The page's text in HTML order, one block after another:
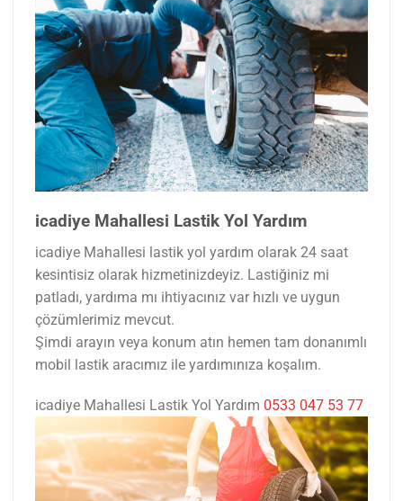
icadiye Mahallesi Lastik Yol Yardım
icadiye Mahallesi lastik yol yardım olarak 24 saat
kesintisiz olarak hizmetinizdeyiz. Lastiğiniz mi
patladı, yardıma mı ihtiyacınız var hızlı ve uygun
çözümlerimiz mevcut.
Şimdi arayın veya konum atın hemen tam donanımlı
mobil lastik aracımız ile yardımınıza koşalım.
icadiye Mahallesi Lastik Yol Yardım 0533 047 53 77